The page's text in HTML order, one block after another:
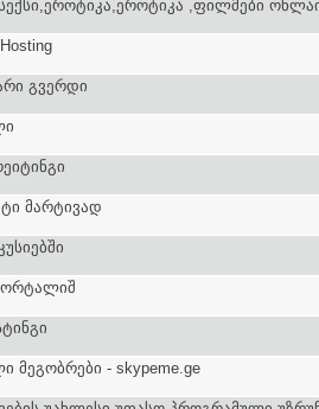
,ფილმები
გვერდი
მარტივად
მეგობრები - skypeme.ge